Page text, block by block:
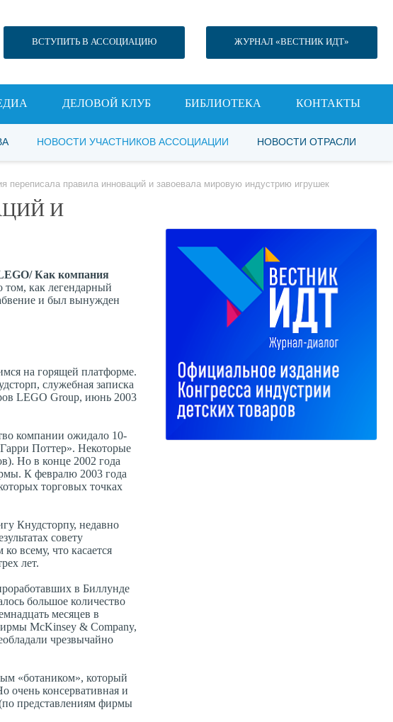
ВСТУПИТЬ В АССОЦИАЦИЮ ЖУРНАЛ «ВЕСТНИК ИДТ»
ДЕЛОВОЙ КЛУБ БИБЛИОТЕКА КОНТАКТЫ
НОВОСТИ УЧАСТНИКОВ АССОЦИАЦИИ НОВОСТИ ОТРАСЛИ
переписала правила инноваций и завоевала мировую индустрию игрушек
И
Как компания
том, как легендарный
и был вынужден
на горящей платформе.
служебная записка
LEGO Group, июнь 2003
компании ожидало 10-
Поттер». Некоторые
Но в конце 2002 года
К февралю 2003 года
торговых точках
Кнудсторпу, недавно
совету
всему, что касается
лет.
в Биллунде
большое количество
месяцев в
McKinsey & Company,
чрезвычайно
«ботаником», который
очень консервативная и
(по представлениям фирмы